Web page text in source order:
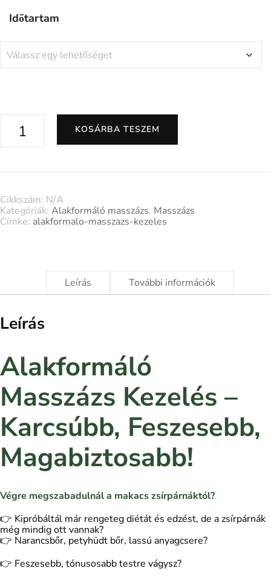
Időtartam
KOSÁRBA TESZEM
Cikkszám: N/A
Kategóriák: Alakformáló masszázs, Masszázs
Címke: alakformalo-masszazs-kezeles
Leírás További információk
Leírás
Alakformáló
Masszázs Kezelés –
Karcsúbb, Feszesebb,
Magabiztosabb!
Végre megszabadulnál a makacs zsírpárnáktól?
👉 Kipróbáltál már rengeteg diétát és edzést, de a zsírpárnák
még mindig ott vannak?
👉 Narancsbőr, petyhüdt bőr, lassú anyagcsere?
👉 Feszesebb, tónusosabb testre vágysz?